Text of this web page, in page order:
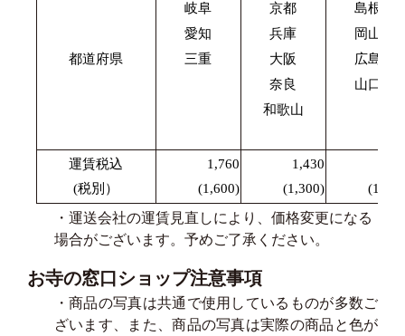
都道府県
岐阜
愛知
三重
京都
兵庫
大阪
奈良
和歌山
島根
岡山
広島
山口
運賃税込
(税別）
1,760
(1,600)
1,430
(1,300)
・運送会社の運賃見直しにより、価格変更になる
場合がございます。予めご了承ください。
お寺の窓口ショップ注意事項
・商品の写真は共通で使用しているものが多数ご
ざいます、また、商品の写真は実際の商品と色が